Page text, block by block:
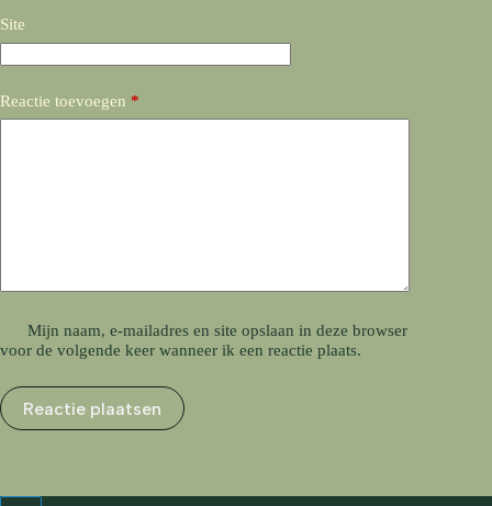
Site
Reactie toevoegen *
Mijn naam, e-mailadres en site opslaan in deze browser
voor de volgende keer wanneer ik een reactie plaats.
Reactie plaatsen